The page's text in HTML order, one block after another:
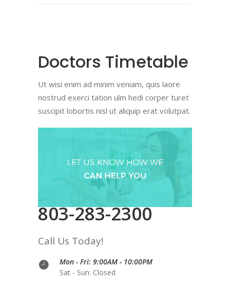
Doctors Timetable
Ut wisi enim ad minim veniam, quis laore
nostrud exerci tation ulm hedi corper turet
suscipit lobortis nisl ut aliquip erat volutpat.
803-283-2300
Call Us Today!
Mon - Fri: 9:00AM - 10:00PM
Sat - Sun: Closed